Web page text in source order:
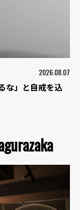
2026.08.07
な」と自戒を込